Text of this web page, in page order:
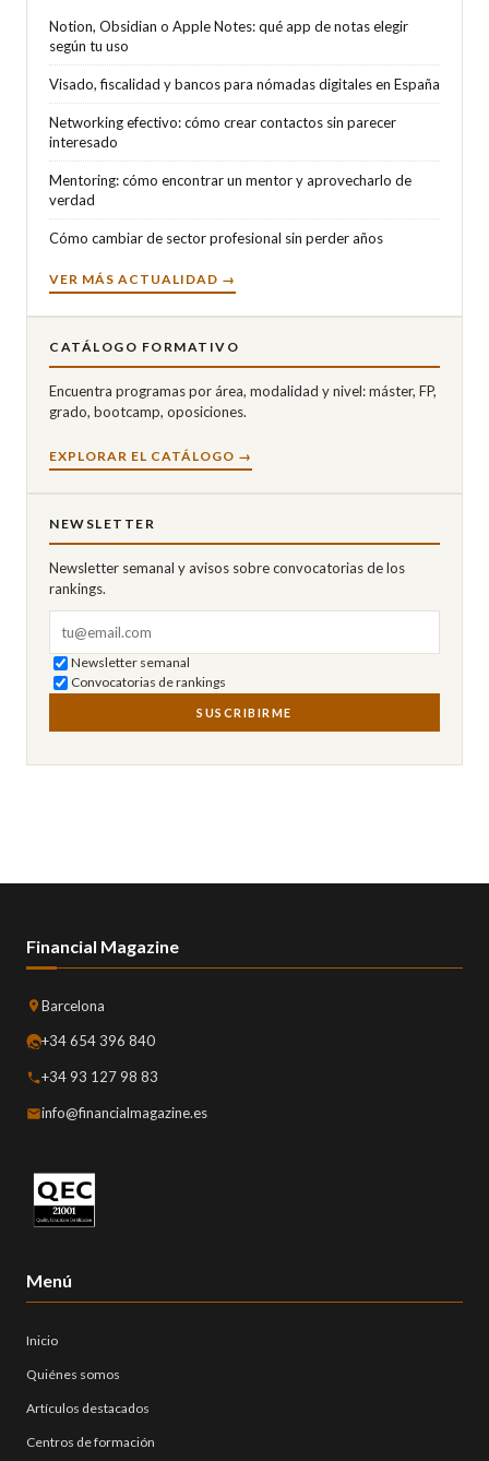
Notion, Obsidian o Apple Notes: qué app de notas elegir
según tu uso
Visado, fiscalidad y bancos para nómadas digitales en España
Networking efectivo: cómo crear contactos sin parecer
interesado
Mentoring: cómo encontrar un mentor y aprovecharlo de
verdad
Cómo cambiar de sector profesional sin perder años
VER MÁS ACTUALIDAD →
CATÁLOGO FORMATIVO
Encuentra programas por área, modalidad y nivel: máster, FP,
grado, bootcamp, oposiciones.
EXPLORAR EL CATÁLOGO →
NEWSLETTER
Newsletter semanal y avisos sobre convocatorias de los
rankings.
Newsletter semanal
Convocatorias de rankings
SUSCRIBIRME
Financial Magazine
Barcelona
+34 654 396 840
+34 93 127 98 83
info@financialmagazine.es
Menú
Inicio
Quiénes somos
Artículos destacados
Centros de formación